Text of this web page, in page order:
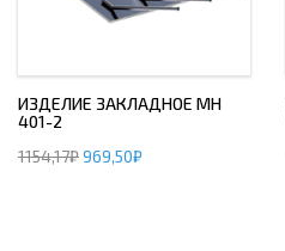
ИЗДЕЛИЕ ЗАКЛАДНОЕ МН
401-2
1154,17₽969,50₽